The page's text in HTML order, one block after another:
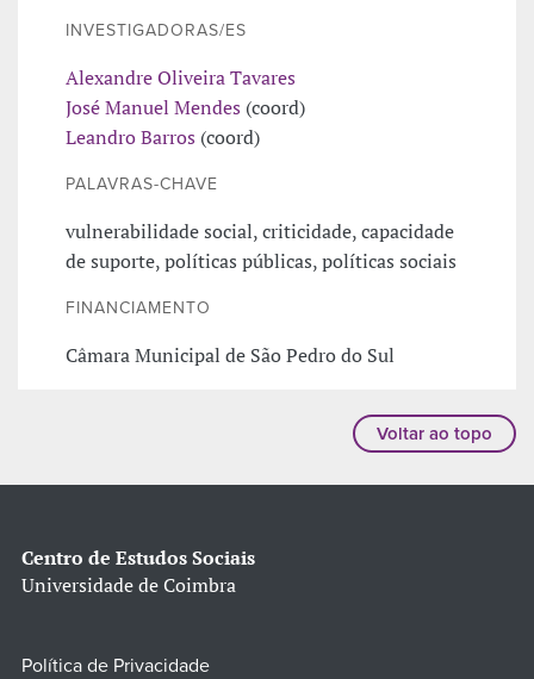
INVESTIGADORAS/ES
Alexandre Oliveira Tavares
José Manuel Mendes (coord)
Leandro Barros (coord)
PALAVRAS-CHAVE
vulnerabilidade social, criticidade, capacidade
de suporte, políticas públicas, políticas sociais
FINANCIAMENTO
Câmara Municipal de São Pedro do Sul
Voltar ao topo
Centro de Estudos Sociais
Universidade de Coimbra
Política de Privacidade